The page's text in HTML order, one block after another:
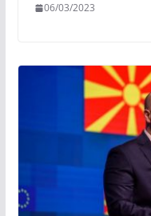
06/03/2023